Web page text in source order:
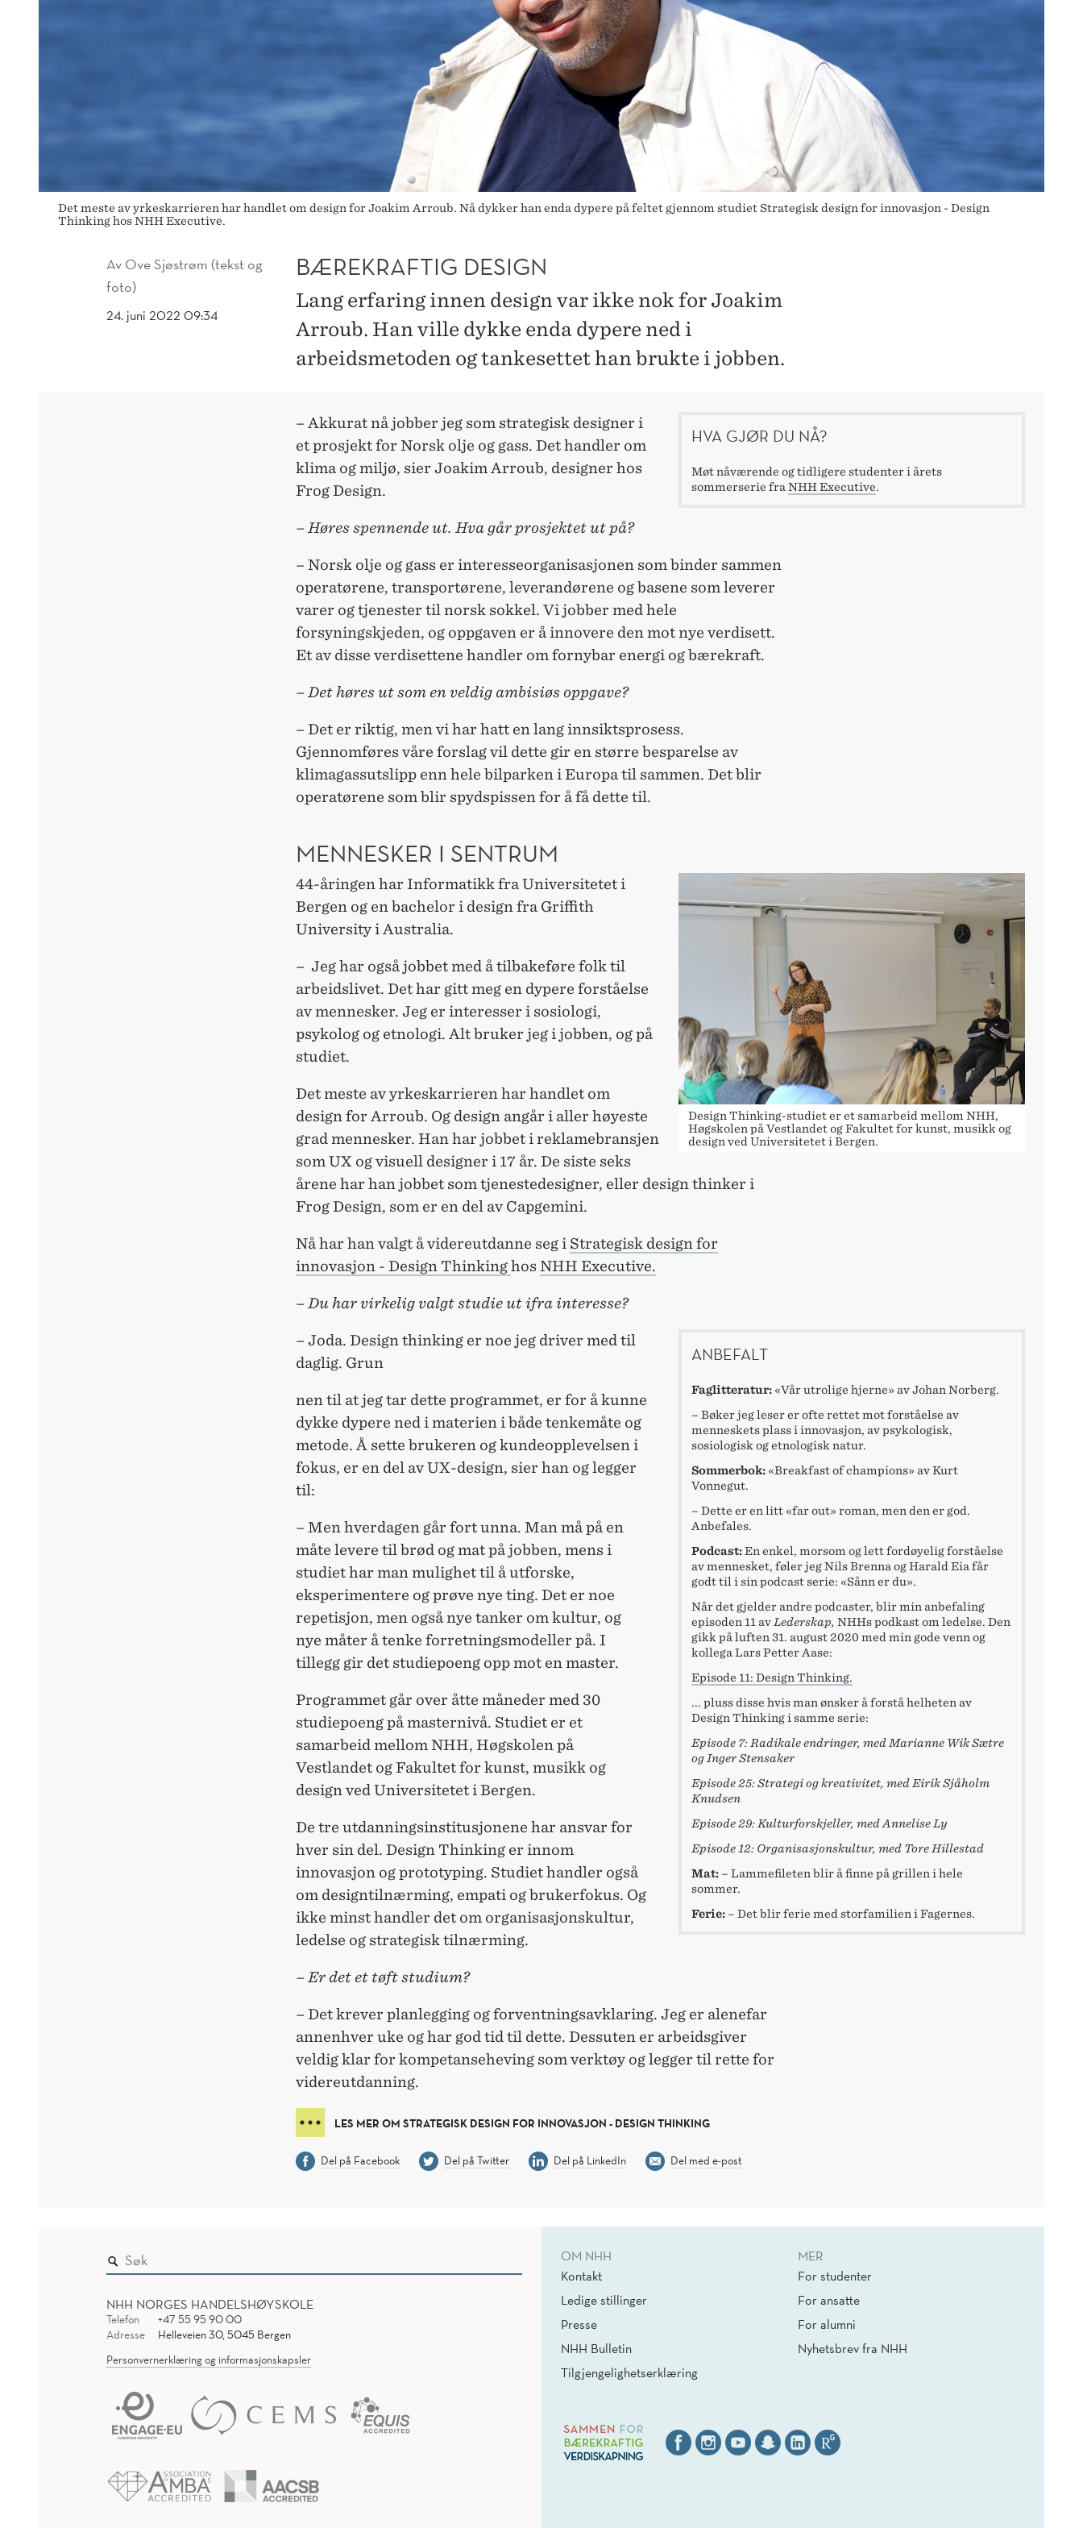
Det meste av yrkeskarrieren har handlet om design for Joakim Arroub. Nå dykker han enda dypere på feltet gjennom studiet Strategisk design for innovasjon - Design
Thinking hos NHH Executive.
Av Ove Sjøstrøm (tekst og
foto)
24. juni 2022 09:34
BÆREKRAFTIG DESIGN
Lang erfaring innen design var ikke nok for Joakim
Arroub. Han ville dykke enda dypere ned i
arbeidsmetoden og tankesettet han brukte i jobben.
HVA GJØR DU NÅ?
Møt nåværende og tidligere studenter i årets
sommerserie fraNHH Executive.
– Akkurat nå jobber jeg som strategisk designer i
et prosjekt for Norsk olje og gass. Det handler om
klima og miljø, sier Joakim Arroub, designer hos
Frog Design.
– Høres spennende ut. Hva går prosjektet ut på?
– Norsk olje og gass er interesseorganisasjonen som binder sammen
operatørene, transportørene, leverandørene og basene som leverer
varer og tjenester til norsk sokkel. Vi jobber med hele
forsyningskjeden, og oppgaven er å innovere den mot nye verdisett.
Et av disse verdisettene handler om fornybar energi og bærekraft.
– Det høres ut som en veldig ambisiøs oppgave?
– Det er riktig, men vi har hatt en lang innsiktsprosess.
Gjennomføres våre forslag vil dette gir en større besparelse av
klimagassutslipp enn hele bilparken i Europa til sammen. Det blir
operatørene som blir spydspissen for å få dette til.
MENNESKER I SENTRUM
Design Thinking-studiet er et samarbeid mellom NHH,
Høgskolen på Vestlandet og Fakultet for kunst, musikk og
design ved Universitetet i Bergen.
44-åringen har Informatikk fra Universitetet i
Bergen og en bachelor i design fra Griffith
University i Australia.
– Jeg har også jobbet med å tilbakeføre folk til
arbeidslivet. Det har gitt meg en dypere forståelse
av mennesker. Jeg er interesser i sosiologi,
psykolog og etnologi. Alt bruker jeg i jobben, og på
studiet.
Det meste av yrkeskarrieren har handlet om
design for Arroub. Og design angår i aller høyeste
grad mennesker. Han har jobbet i reklamebransjen
som UX og visuell designer i 17 år. De siste seks
årene har han jobbet som tjenestedesigner, eller design thinker i
Frog Design, som er en del av Capgemini.
Nå har han valgt å videreutdanne seg i Strategisk design for
innovasjon - Design ThinkinghosNHH Executive.
– Du har virkelig valgt studie ut ifra interesse?
ANBEFALT
Faglitteratur: «Vår utrolige hjerne» av Johan Norberg.
– Bøker jeg leser er ofte rettet mot forståelse av
menneskets plass i innovasjon, av psykologisk,
sosiologisk og etnologisk natur.
Sommerbok: «Breakfast of champions» av Kurt
Vonnegut.
– Dette er en litt «far out» roman, men den er god.
Anbefales.
Podcast:En enkel, morsom og lett fordøyelig forståelse
av mennesket, føler jeg Nils Brenna og Harald Eia får
godt til i sin podcast serie: «Sånn er du».
Når det gjelder andre podcaster, blir min anbefaling
episoden 11 av Lederskap, NHHs podkast om ledelse. Den
gikk på luften 31. august 2020 med min gode venn og
kollega Lars Petter Aase:
Episode 11: Design Thinking.
... pluss disse hvis man ønsker å forstå helheten av
Design Thinking i samme serie:
Episode 7: Radikale endringer, med Marianne Wik Sætre
og Inger Stensaker
Episode 25: Strategi og kreativitet, med Eirik Sjåholm
Knudsen
Episode 29: Kulturforskjeller, med Annelise Ly
Episode 12: Organisasjonskultur, med Tore Hillestad
Mat: – Lammefileten blir å finne på grillen i hele
sommer.
Ferie: – Det blir ferie med storfamilien i Fagernes.
– Joda. Design thinking er noe jeg driver med til
daglig. Grun
nen til at jeg tar dette programmet, er for å kunne
dykke dypere ned i materien i både tenkemåte og
metode. Å sette brukeren og kundeopplevelsen i
fokus, er en del av UX-design, sier han og legger
til:
– Men hverdagen går fort unna. Man må på en
måte levere til brød og mat på jobben, mens i
studiet har man mulighet til å utforske,
eksperimentere og prøve nye ting. Det er noe
repetisjon, men også nye tanker om kultur, og
nye måter å tenke forretningsmodeller på. I
tillegg gir det studiepoeng opp mot en master.
Programmet går over åtte måneder med 30
studiepoeng på masternivå. Studiet er et
samarbeid mellom NHH, Høgskolen på
Vestlandet og Fakultet for kunst, musikk og
design ved Universitetet i Bergen.
De tre utdanningsinstitusjonene har ansvar for
hver sin del. Design Thinking er innom
innovasjon og prototyping. Studiet handler også
om designtilnærming, empati og brukerfokus. Og
ikke minst handler det om organisasjonskultur,
ledelse og strategisk tilnærming.
– Er det et tøft studium?
– Det krever planlegging og forventningsavklaring. Jeg er alenefar
annenhver uke og har god tid til dette. Dessuten er arbeidsgiver
veldig klar for kompetanseheving som verktøy og legger til rette for
videreutdanning.
LES MER OM STRATEGISK DESIGN FOR INNOVASJON - DESIGN THINKING
Del på Facebook Del på Twitter Del på LinkedIn Del med e-post
NHH NORGES HANDELSHØYSKOLE
Telefon
+47 55 95 90 00
Adresse
Helleveien 30, 5045 Bergen
Personvernerklæring og informasjonskapsler
OM NHH
Kontakt
Ledige stillinger
Presse
NHH Bulletin
Tilgjengelighetserklæring
MER
For studenter
For ansatte
For alumni
Nyhetsbrev fra NHH